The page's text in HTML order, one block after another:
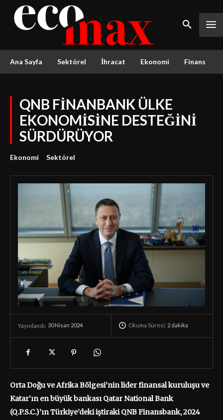
Ana Sayfa Sektörel İhracat Ekonomi Finans
QNB FİNANBANK ÜLKE
EKONOMİSİNE DESTEĞİNİ
SÜRDÜRÜYOR
Ekonomi Sektörel
Yayınlandı: 30 Nisan 2024 Okuma Süresi: 2 dakika
Orta Doğu ve Afrika Bölgesi’nin lider finansal kuruluşu ve
Katar’ın en büyük bankası Qatar National Bank
(Q.P.S.C.)’ın Türkiye’deki iştiraki QNB Finansbank, 2024